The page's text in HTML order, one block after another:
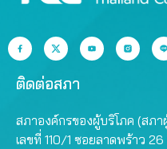
ติดต่อสภา
สภาองค์กรของผู้บริโภค (สภา
เลขที่ 110/1 ซอยลาดพร้าว